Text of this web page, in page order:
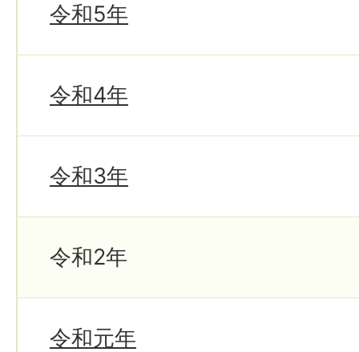
令和5年
令和4年
令和3年
令和2年
令和元年